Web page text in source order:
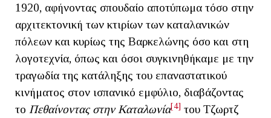
1920, αφήνοντας σπουδαίο αποτύπωμα τόσο στην
αρχιτεκτονική των κτιρίων των καταλανικών
πόλεων και κυρίως της Βαρκελώνης όσο και στη
λογοτεχνία, όπως και όσοι συγκινηθήκαμε με την
τραγωδία της κατάληξης του επαναστατικού
κινήματος στον ισπανικό εμφύλιο, διαβάζοντας
το Πεθαίνοντας στην Καταλωνία[4] του Τζωρτζ